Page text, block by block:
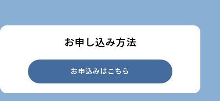
お申し込み方法
お申込みはこちら